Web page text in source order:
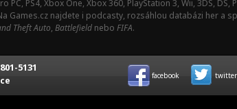
PC, PS4, Xbox One, Xbox 360, PlayStation 3, Wii, 3DS,
Games.cz najdete i podcasty, rozsáhlou databázi her a
Theft Auto, Battlefield nebo FIFA.
5131
facebook twitter